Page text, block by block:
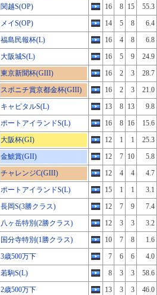
関越S(OP) 16 8 15
55.3
メイS(OP) 14 5 8
6.4
福島民報杯(L) 16 4 8
6.8
大阪城S(L) 16 5 9
24.9
東京新聞杯(GIII) 16 2 3
28.7
スポニチ賞京都金杯(GIII) 16 2 3
21.0
キャピタルS(L) 13 8 13
9.8
ポートアイランドS(L) 16 8 16
15.6
大阪杯(GI) 12 1 1
25.3
金鯱賞(GII) 12 7 10
5.8
チャレンジC(GIII) 12 4 4
4.7
ポートアイランドS(L) 15 1 1
3.1
長岡S(3勝クラス) 12 7 9
7.4
八ヶ岳特別(2勝クラス) 12 3 3
3.2
国分寺特別(1勝クラス) 10 7 8
1.6
3歳500万下 7 6 6
4.0
若駒S(L) 8 3 3
58.6
2歳500万下 13 3 3
46.0